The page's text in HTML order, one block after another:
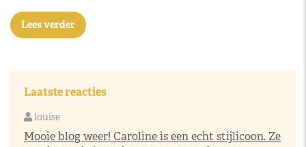
Lees verder
Laatste reacties
louise
Mooie blog weer! Caroline is een echt stijlicoon. Ze